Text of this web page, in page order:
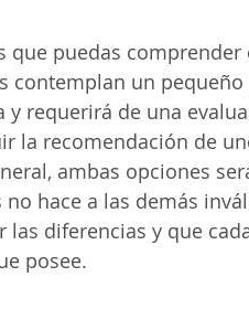
que puedas
contemplan un
requerirá de una
la recomendación de
ambas opciones
hace a las demás
las diferencias y que
posee.